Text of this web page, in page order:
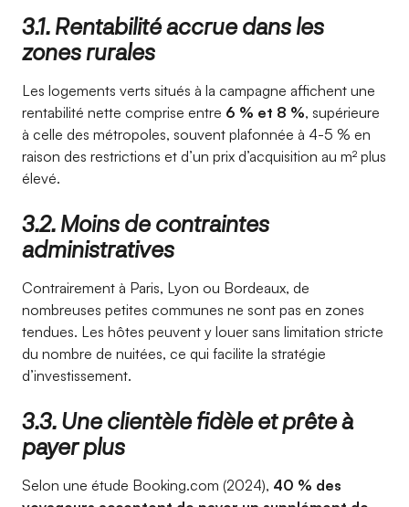
3.1. Rentabilité accrue dans les
zones rurales
Les logements verts situés à la campagne affichent une
rentabilité nette comprise entre 6 % et 8 %, supérieure
à celle des métropoles, souvent plafonnée à 4-5 % en
raison des restrictions et d’un prix d’acquisition au m² plus
élevé.
3.2. Moins de contraintes
administratives
Contrairement à Paris, Lyon ou Bordeaux, de
nombreuses petites communes ne sont pas en zones
tendues. Les hôtes peuvent y louer sans limitation stricte
du nombre de nuitées, ce qui facilite la stratégie
d’investissement.
3.3. Une clientèle fidèle et prête à
payer plus
Selon une étude Booking.com (2024), 40 % des